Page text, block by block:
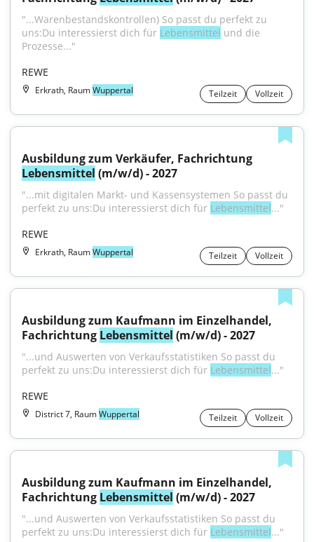
"...Warenbestandskontrollen) So passt du perfekt zu
uns:Du interessierst dich für Lebensmittel und die
Prozesse..."
REWE
Erkrath, RaumWuppertal Teilzeit Vollzeit
Lebensmittel (m/w/d) - 2027
"...mit digitalen Markt- und Kassensystemen So passt du
perfekt zu uns:Du interessierst dich für Lebensmittel..."
REWE
Erkrath, RaumWuppertal Teilzeit Vollzeit
Ausbildung zum Kaufmann im Einzelhandel,
Fachrichtung Lebensmittel (m/w/d) - 2027
"...und Auswerten von Verkaufsstatistiken So passt du
perfekt zu uns:Du interessierst dich für Lebensmittel..."
REWE
District 7, RaumWuppertal Teilzeit Vollzeit
Ausbildung zum Kaufmann im Einzelhandel,
Fachrichtung Lebensmittel (m/w/d) - 2027
"...und Auswerten von Verkaufsstatistiken So passt du
perfekt zu uns:Du interessierst dich für Lebensmittel..."